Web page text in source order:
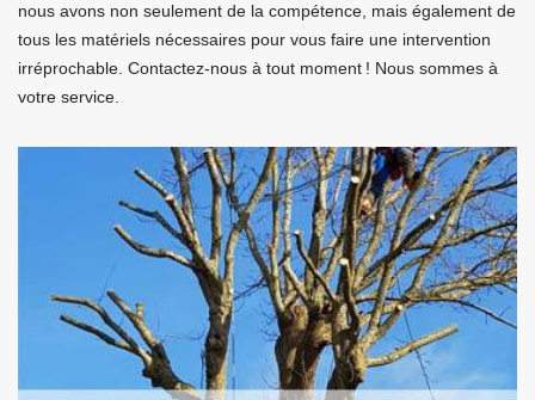
nous avons non seulement de la compétence, mais également de
tous les matériels nécessaires pour vous faire une intervention
irréprochable. Contactez-nous à tout moment ! Nous sommes à
votre service.